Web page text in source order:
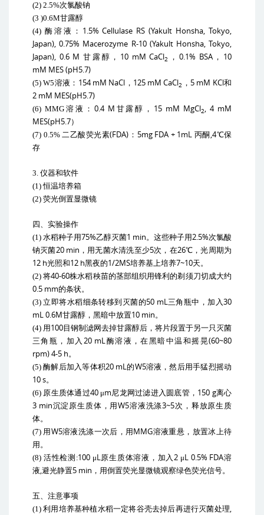
(2) 2.5%次氯酸钠
(3 )0.6M甘露醇
(4) 酶溶液： 1.5% Cellulase RS (Yakult Honsha, Tokyo,
Japan), 0.75% Macerozyme R-10 (Yakult Honsha, Tokyo,
Japan), 0.6 M甘露醇， 10 mM CaCl2 ， 0.1% BSA， 10
mM MES (pH5.7)
(5) W5溶液： 154 mM NaCl ， 125 mM CaCl2 ， 5 mM KCl和
2 mM MES(pH5.7)
(6) MMG溶液： 0.4 M 甘露醇， 15 mM MgCl2, 4 mM
MES(pH5.7）
(7) 0.5%二乙酸荧光素(FDA) ： 5mg FDA + 1mL 丙酮 ,4℃保
存
3. 仪器和软件
(1)恒温培养箱
(2) 荧光倒置显微镜
四、实验操作
(1) 水稻种子用75%乙醇灭菌1 min。这些种子用2.5%次氯酸
钠灭菌20 min ，用无菌水清洗至少5次，在26℃，光周期为
12 h光照和12 h黑夜的1/2MS培养基上培养7~10天。
(2)将40-60株水稻秧苗的茎部组织用锋利的剃须刀切成大约
0.5 mm的条状。
(3) 立即将水稻细条转移到灭菌的50 mL三角瓶中，加入30
mL 0.6M甘露醇，黑暗中放置10 min。
(4) 用 100目钢制滤网去掉甘露醇后，将片段置于另一只灭菌
三角瓶，加入 20 mL酶溶液，在黑暗中温和摇晃(60~80
rpm) 4-5 h。
(5)酶解后加入等体积20 mL的W5溶液，然后用手猛烈摇动
10 s。
(6) 原生质体通过40 μm尼龙网过滤进入圆底管， 150 g离心
3 min沉淀原生质体，用W5溶液洗涤3~5次，释放原生质
体。
(7) 用 W5溶液洗涤一次后，用 MMG溶液重悬，放置冰上待
用。
(8) 活性检测 :100 μL原生质体溶液，加入 2 μL 0.5% FDA溶
液,避光静置5 min ，用倒置荧光显微镜观察绿色荧光信号。
五、注意事项
(1)利用培养基种植水稻一定将谷壳去掉后再进行灭菌处理,